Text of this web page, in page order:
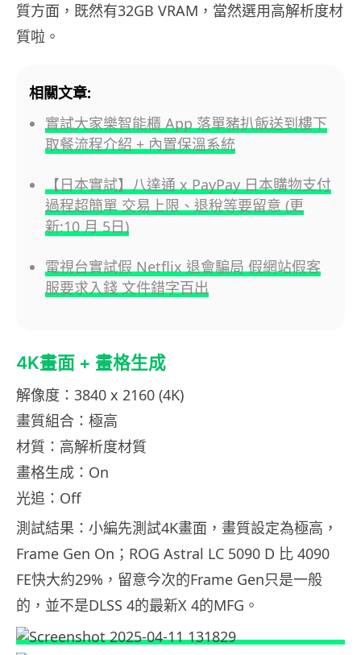
質方面，既然有32GB VRAM，當然選用高解析度材
質啦。
相關文章:
實試大家樂智能櫃 App 落單豬扒飯送到樓下
取餐流程介紹 + 內置保溫系統
【日本實試】八達通 x PayPay 日本購物支付
過程超簡單 交易上限、退稅等要留意 (更
新:10 月 5日)
電視台實試假 Netflix 退會騙局 假網站假客
服要求入錢 文件錯字百出
4K畫面 + 畫格生成
解像度：3840 x 2160 (4K)
畫質組合：極高
材質：高解析度材質
畫格生成：On
光追：Off
測試結果：小編先測試4K畫面，畫質設定為極高，
Frame Gen On；ROG Astral LC 5090 D 比 4090
FE快大約29%，留意今次的Frame Gen只是一般
的，並不是DLSS 4的最新X 4的MFG。